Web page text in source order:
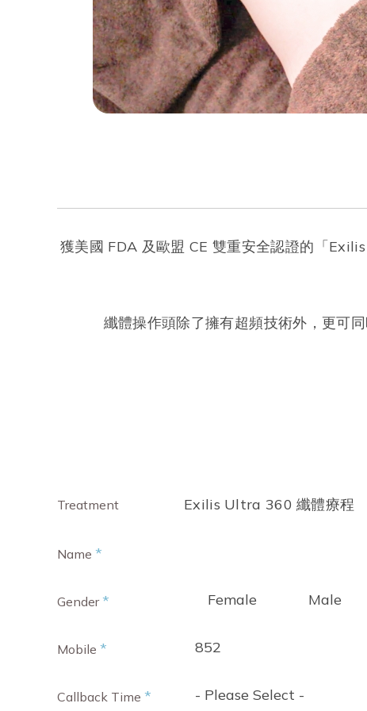
獲美國 FDA 及歐盟 CE 雙重安全認證的「
纖體操作頭除了擁有超頻技術外，更可
Treatment Exilis Ultra 360 纖體療程
Name *
Gender * Female Male
Mobile * 852
Callback Time * - Please Select -